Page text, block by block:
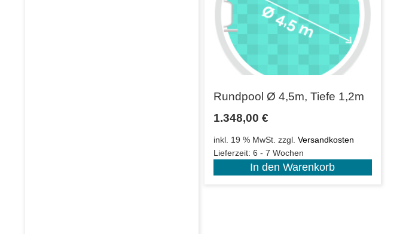
Rundpool Ø 4,5m, Tiefe 1,2m
1.348,00 €
inkl. 19 % MwSt. zzgl. Versandkosten
Lieferzeit: 6 - 7 Wochen
In den Warenkorb